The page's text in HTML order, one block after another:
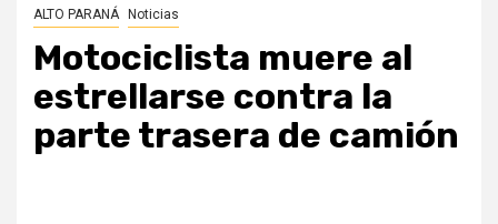
ALTO PARANÁ Noticias
Motociclista muere al
estrellarse contra la
parte trasera de camión